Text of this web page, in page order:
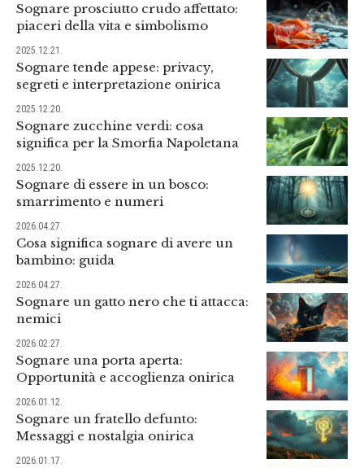
Sognare prosciutto crudo affettato:
piaceri della vita e simbolismo
2025.12.21.
Sognare tende appese: privacy,
segreti e interpretazione onirica
2025.12.20.
Sognare zucchine verdi: cosa
significa per la Smorfia Napoletana
2025.12.20.
Sognare di essere in un bosco:
smarrimento e numeri
2026.04.27.
Cosa significa sognare di avere un
bambino: guida
2026.04.27.
Sognare un gatto nero che ti attacca:
nemici
2026.02.27.
Sognare una porta aperta:
Opportunità e accoglienza onirica
2026.01.12.
Sognare un fratello defunto:
Messaggi e nostalgia onirica
2026.01.17.